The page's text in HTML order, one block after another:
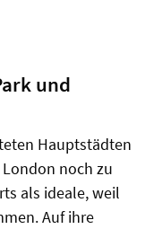
und
Hauptstädten
noch zu
als ideale, weil
Auf ihre